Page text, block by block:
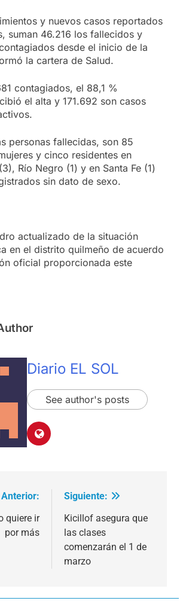
y nuevos casos reportados
suman 46.216 los fallecidos y
desde el inicio de la
la cartera de Salud.
contagiados, el 88,1 %
el alta y 171.692 son casos
personas fallecidas, son 85
y cinco residentes en
Río Negro (1) y en Santa Fe (1)
sin dato de sexo.
actualizado de la situación
en el distrito quilmeño de acuerdo
oficial proporcionada este
Diario EL SOL
See author's posts
Anterior:
quiere ir
por más
Siguiente:
Kicillof asegura que
las clases
comenzarán el 1 de
marzo